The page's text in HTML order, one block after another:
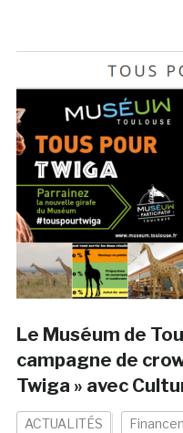
Le Muséum de
campagne de
Twiga » avec
ACTUALITÉS